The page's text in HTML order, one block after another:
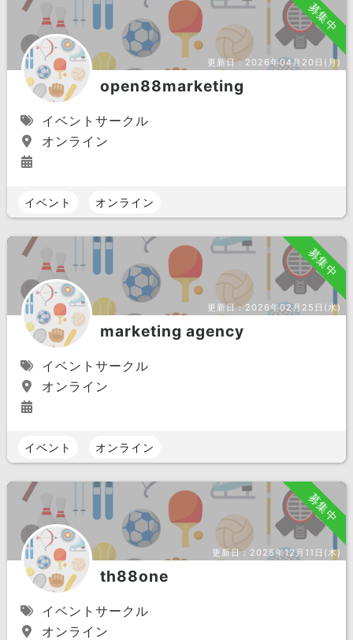
募集中
更新日：2026年04月20日(月)
open88marketing
イベントサークル
オンライン
イベント オンライン
募集中
更新日：2026年02月25日(水)
marketing agency
イベントサークル
オンライン
イベント オンライン
募集中
更新日： 2025年12月11日(木)
th88one
イベントサークル
オンライン